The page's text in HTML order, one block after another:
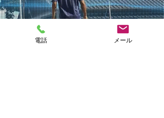
NAKASHIMA
電話 メール